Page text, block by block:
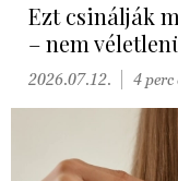
Ezt csinálják
– nem
2026.07.12. 4 perc